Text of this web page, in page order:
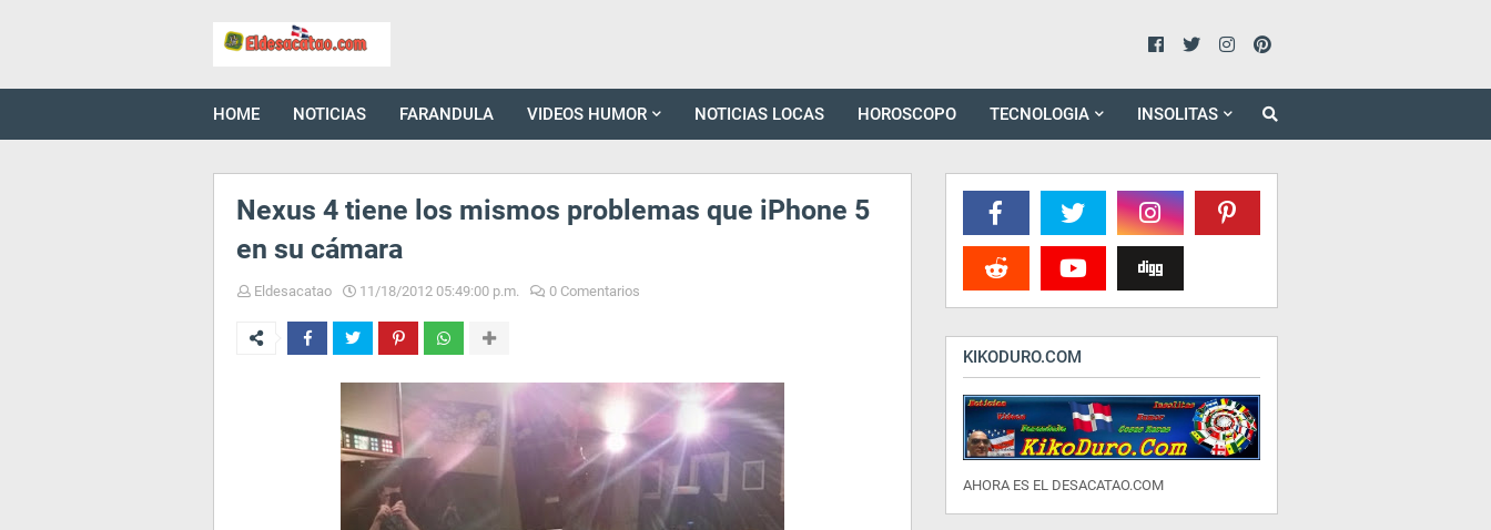
HOME NOTICIAS FARANDULA VIDEOS HUMOR NOTICIAS LOCAS HOROSCOPO TECNOLOGIA INSOLITAS
Nexus 4 tiene los mismos problemas que iPhone 5
en su cámara
Eldesacatao 11/18/2012 05:49:00 p.m. 0 Comentarios
KIKODURO.COM
AHORA ES EL DESACATAO.COM